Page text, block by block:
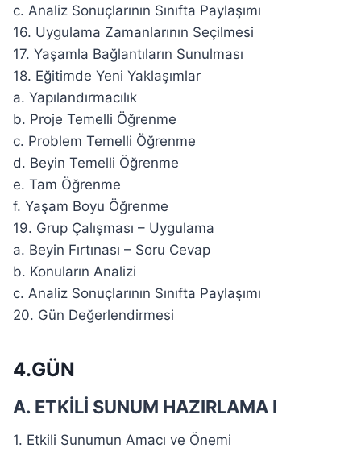
c. Analiz Sonuçlarının Sınıfta Paylaşımı
16. Uygulama Zamanlarının Seçilmesi
17. Yaşamla Bağlantıların Sunulması
18. Eğitimde Yeni Yaklaşımlar
a. Yapılandırmacılık
b. Proje Temelli Öğrenme
c. Problem Temelli Öğrenme
d. Beyin Temelli Öğrenme
e. Tam Öğrenme
f. Yaşam Boyu Öğrenme
19. Grup Çalışması – Uygulama
a. Beyin Fırtınası – Soru Cevap
b. Konuların Analizi
c. Analiz Sonuçlarının Sınıfta Paylaşımı
20. Gün Değerlendirmesi
4.GÜN
A. ETKİLİ SUNUM HAZIRLAMA I
1. Etkili Sunumun Amacı ve Önemi